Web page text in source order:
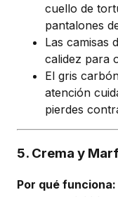
cuello de
pantalones
Las camisas
calidez para
El gris
atención
pierdes
5. Crema y
Por qué funciona: